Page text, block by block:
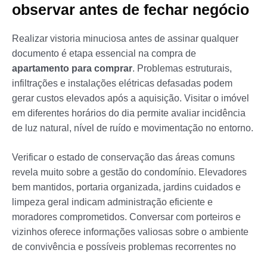
observar antes de fechar negócio
Realizar vistoria minuciosa antes de assinar qualquer
documento é etapa essencial na compra de
apartamento para comprar. Problemas estruturais,
infiltrações e instalações elétricas defasadas podem
gerar custos elevados após a aquisição. Visitar o imóvel
em diferentes horários do dia permite avaliar incidência
de luz natural, nível de ruído e movimentação no entorno.
Verificar o estado de conservação das áreas comuns
revela muito sobre a gestão do condomínio. Elevadores
bem mantidos, portaria organizada, jardins cuidados e
limpeza geral indicam administração eficiente e
moradores comprometidos. Conversar com porteiros e
vizinhos oferece informações valiosas sobre o ambiente
de convivência e possíveis problemas recorrentes no